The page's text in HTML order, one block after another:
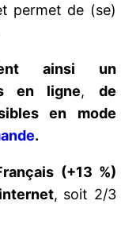
permet de (se)
ainsi un
en ligne, de
en mode
.
(+13 %)
, soit 2/3